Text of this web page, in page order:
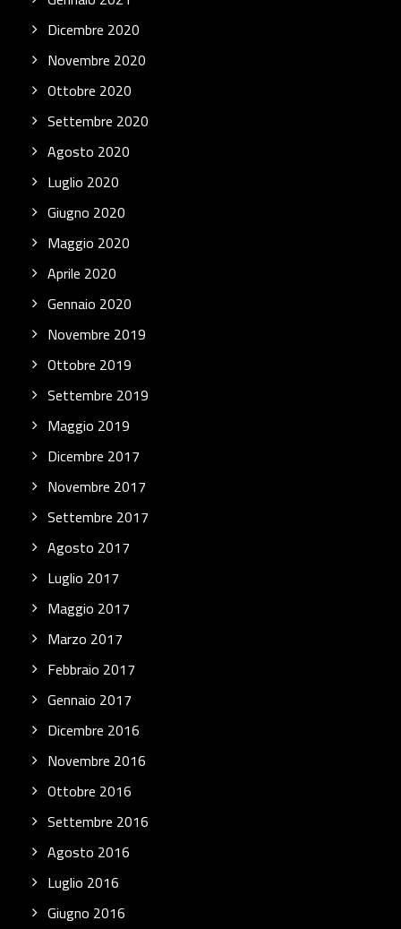
Dicembre 2020
Novembre 2020
Ottobre 2020
Settembre 2020
Agosto 2020
Luglio 2020
Giugno 2020
Maggio 2020
Aprile 2020
Gennaio 2020
Novembre 2019
Ottobre 2019
Settembre 2019
Maggio 2019
Dicembre 2017
Novembre 2017
Settembre 2017
Agosto 2017
Luglio 2017
Maggio 2017
Marzo 2017
Febbraio 2017
Gennaio 2017
Dicembre 2016
Novembre 2016
Ottobre 2016
Settembre 2016
Agosto 2016
Luglio 2016
Giugno 2016